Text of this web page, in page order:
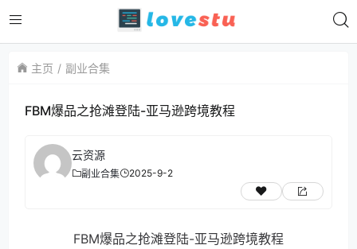
主页 副业合集
FBM爆品之抢滩登陆-亚马逊跨境教程
云资源
副业合集 2025-9-2
FBM爆品之抢滩登陆-亚马逊跨境教程